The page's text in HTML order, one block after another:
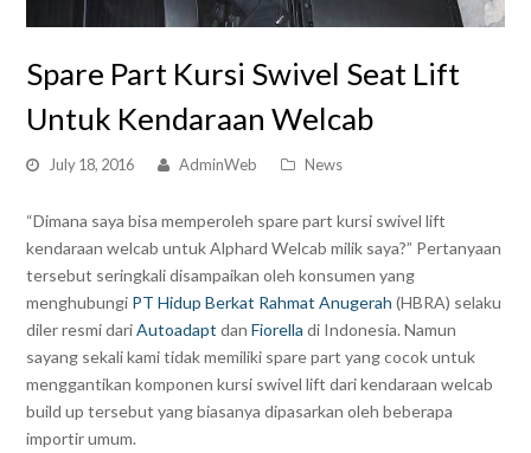
Spare Part Kursi Swivel Seat Lift
Untuk Kendaraan Welcab
July 18, 2016 AdminWeb News
“Dimana saya bisa memperoleh spare part kursi swivel lift
kendaraan welcab untuk Alphard Welcab milik saya?” Pertanyaan
tersebut seringkali disampaikan oleh konsumen yang
menghubungi PT Hidup Berkat Rahmat Anugerah (HBRA) selaku
diler resmi dariAutoadapt danFiorella di Indonesia. Namun
sayang sekali kami tidak memiliki spare part yang cocok untuk
menggantikan komponen kursi swivel lift dari kendaraan welcab
build up tersebut yang biasanya dipasarkan oleh beberapa
importir umum.